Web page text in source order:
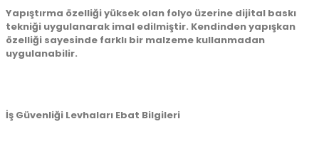
Yapıştırma özelliği yüksek olan folyo üzerine dijital baskı
tekniği uygulanarak imal edilmiştir. Kendinden yapışkan
özelliği sayesinde farklı bir malzeme kullanmadan
uygulanabilir.
İş Güvenliği Levhaları Ebat Bilgileri